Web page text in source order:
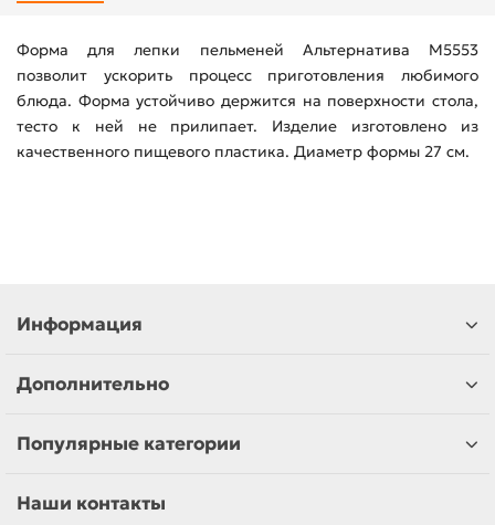
Форма для лепки пельменей Альтернатива М5553
позволит ускорить процесс приготовления любимого
блюда. Форма устойчиво держится на поверхности стола,
тесто к ней не прилипает. Изделие изготовлено из
качественного пищевого пластика. Диаметр формы 27 см.
Информация
Дополнительно
Популярные категории
Наши контакты